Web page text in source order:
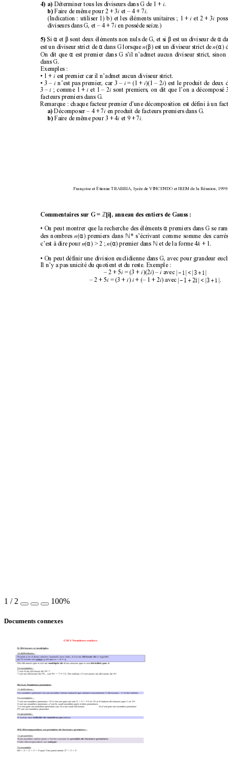
4) a) Déterminer tous les diviseurs dans G de 1 + i.
b) Faire de même pour 2 + 3i et – 4 + 7i.
(Indication : utiliser 1) b) et les éléments unitaires ; 1 + i et 2 + 3i
diviseurs dans G, et – 4 + 7i en possède seize.)
5) Si α et β sont deux éléments non nuls de G, et si β est un diviseur de α
est un diviseur strict de α dans G lorsque n(β) est un diviseur strict de n(α)
On dit que α est premier dans G s’il n’admet aucun diviseur strict,
dans G.
Exemples :
• 1 + i est premier car il n’admet aucun diviseur strict.
• 3 – i n’est pas premier, car 3 – i = (1 + i)(1 – 2i) est le produit de deux
3 – i ; comme 1 + i et 1 – 2i sont premiers, on dit que l’on a décomposé
facteurs premiers dans G.
Remarque : chaque facteur premier d’une décomposition est défini à un
a) Décomposer – 4 + 7i en produit de facteurs premiers dans G.
b) Faire de même pour 3 + 4i et 9 + 7i.
Françoise et Étienne TRABBIA, lycée de VINCENDO et IREM de la Réunion,
Commentaires sur G = Z[i], anneau des entiers de Gauss :
• On peut montrer que la recherche des éléments α premiers dans G se
des nombres n(α) premiers dans N * s’écrivant comme somme des
c’est à dire pour n(α) > 2 ; n(α) premier dans N et de la forme 4k + 1.
• On peut définir une division euclidienne dans G, avec pour grandeur
Il n’y a pas unicité du quotient et du reste. Exemple :
– 2 + 5i = (3 + i)(2i) – i avec −<+
ii
3
– 2 + 5i = (3 + i) i + (– 1 + 2i) avec −+ < +
12 3
1 / 2 100%
Documents connexes